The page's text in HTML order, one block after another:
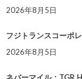
2026年8月5日
フジトランスコーポ
2026年8月5日